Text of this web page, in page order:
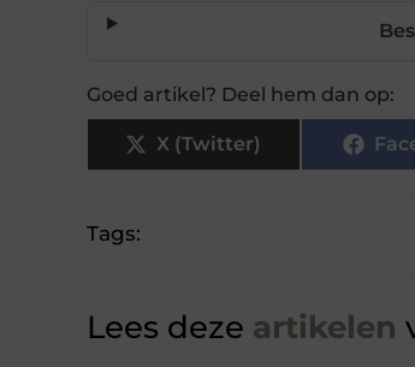
Goed artikel? Deel hem dan op:
X (Twitter)
Tags:
Lees deze artikelen